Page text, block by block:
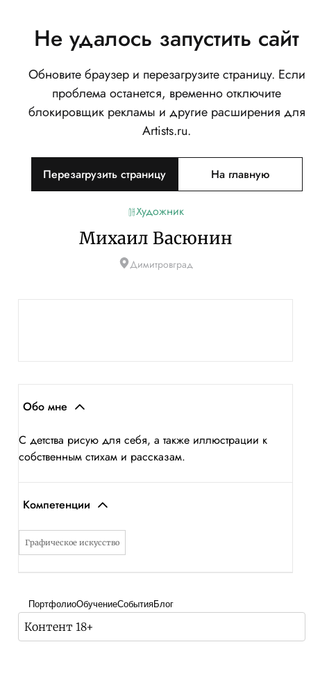
Не удалось запустить сайт
Обновите браузер и перезагрузите страницу. Если
проблема останется, временно отключите
блокировщик рекламы и другие расширения для
Artists.ru.
Перезагрузить страницу На главную
Художник
Михаил Васюнин
Димитровград
Обо мне
С детства рисую для себя, а также иллюстрации к
собственным стихам и рассказам.
Компетенции
Графическое искусство
ПортфолиоОбучениеСобытияБлог
Контент 18+